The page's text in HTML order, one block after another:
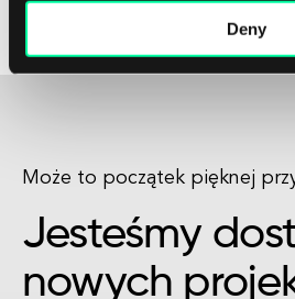
Deny
pozycji do pełnego
jakie oferuje ta ekscytująca
Może to początek pięknej
Jesteśmy
nowych